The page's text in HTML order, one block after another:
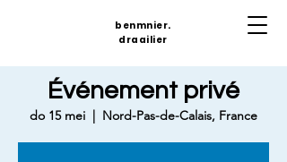
benmnier.
draailier
Événement privé
do 15 mei
  |
Nord-Pas-de-Calais, France